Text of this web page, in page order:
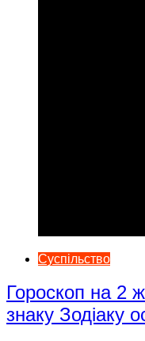
Суспільство
Гороскоп на 2
знаку Зодіаку